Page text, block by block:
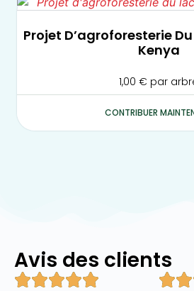
Projet D’agroforesterie
Kenya
1,00 € par
CONTRIBUER
Avis des clients